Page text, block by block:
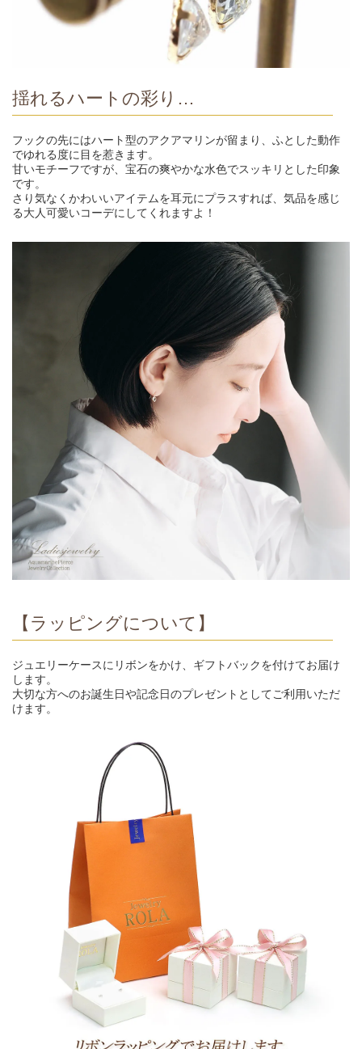
揺れるハートの彩り…
フックの先にはハート型のアクアマリンが留まり、ふとした動作
でゆれる度に目を惹きます。
甘いモチーフですが、宝石の爽やかな水色でスッキリとした印象
です。
さり気なくかわいいアイテムを耳元にプラスすれば、気品を感じ
る大人可愛いコーデにしてくれますよ！
【ラッピングについて】
ジュエリーケースにリボンをかけ、ギフトバックを付けてお届け
します。
大切な方へのお誕生日や記念日のプレゼントとしてご利用いただ
けます。